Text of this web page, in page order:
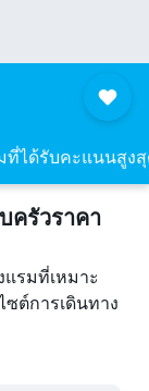
ที่ได้รับคะแนนสูง
ครัวราคา
รมที่เหมาะ
ต์การเดินทาง